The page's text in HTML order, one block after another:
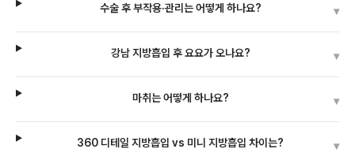
수술 후 부작용·관리는 어떻게 하나요? ▾
강남 지방흡입 후 요요가 오나요? ▾
마취는 어떻게 하나요? ▾
360 디테일 지방흡입 vs 미니 지방흡입 차이는? ▾